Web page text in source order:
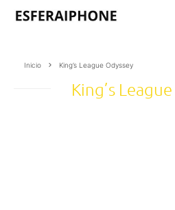
Inicio King’s League Odyssey
King’s